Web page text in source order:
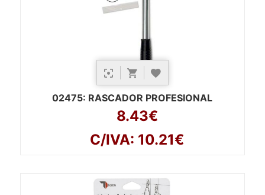
02475: RASCADOR PROFESIONAL
8.43€
C/IVA: 10.21€